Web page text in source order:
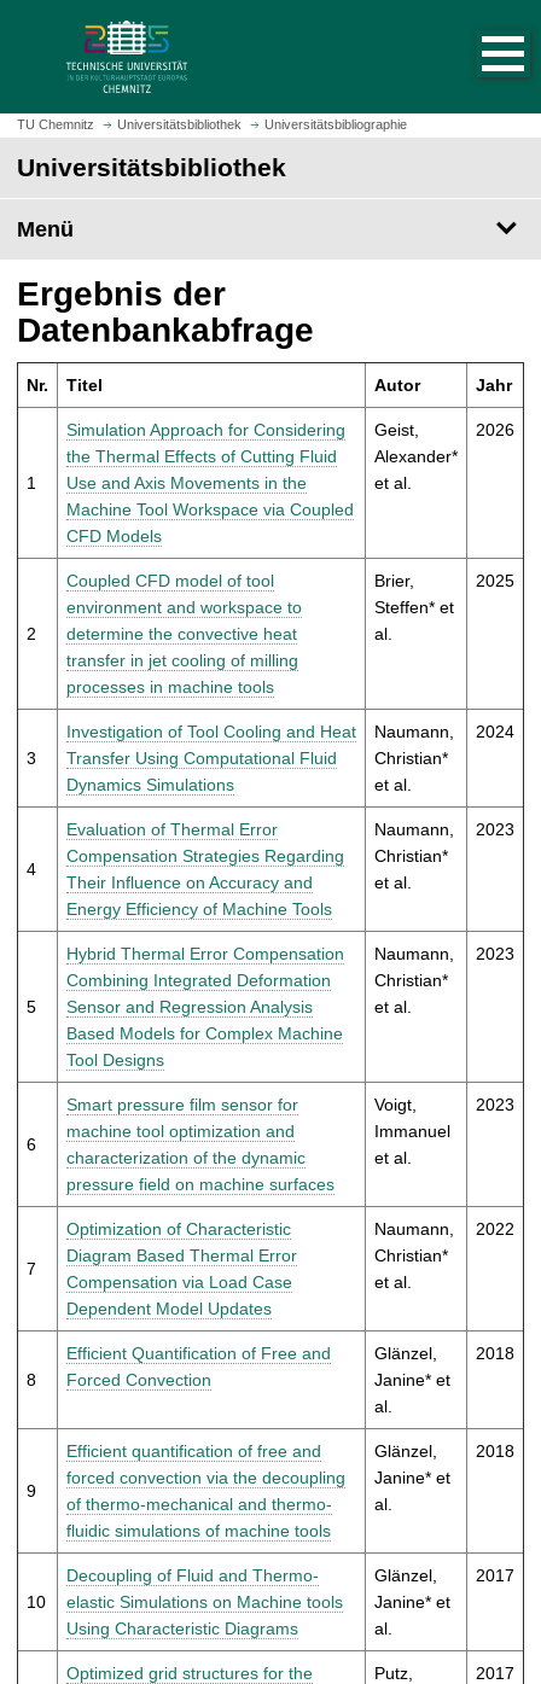
z
m
t
e
i
t
u
f
u
f
TU Chemnitz Universitätsbibliothek Universitätsbibliographie
Universitätsbibliothek
Menü
Ergebnis der
Datenbankabfrage
Nr. Titel Autor Jahr
1
Simulation Approach for Considering
the Thermal Effects of Cutting Fluid
Use and Axis Movements in the
Machine Tool Workspace via Coupled
CFD Models
Geist,
Alexander*
et al.
2026
2
Coupled CFD model of tool
environment and workspace to
determine the convective heat
transfer in jet cooling of milling
processes in machine tools
Brier,
Steffen* et
al.
2025
3
Investigation of Tool Cooling and Heat
Transfer Using Computational Fluid
Dynamics Simulations
Naumann,
Christian*
et al.
2024
4
Evaluation of Thermal Error
Compensation Strategies Regarding
Their Influence on Accuracy and
Energy Efficiency of Machine Tools
Naumann,
Christian*
et al.
2023
5
Hybrid Thermal Error Compensation
Combining Integrated Deformation
Sensor and Regression Analysis
Based Models for Complex Machine
Tool Designs
Naumann,
Christian*
et al.
2023
6
Smart pressure film sensor for
machine tool optimization and
characterization of the dynamic
pressure field on machine surfaces
Voigt,
Immanuel
et al.
2023
7
Optimization of Characteristic
Diagram Based Thermal Error
Compensation via Load Case
Dependent Model Updates
Naumann,
Christian*
et al.
2022
8
Efficient Quantification of Free and
Forced Convection
Glänzel,
Janine* et
al.
2018
9
Efficient quantification of free and
forced convection via the decoupling
of thermo-mechanical and thermo-
fluidic simulations of machine tools
Glänzel,
Janine* et
al.
2018
10
Decoupling of Fluid and Thermo-
elastic Simulations on Machine tools
Using Characteristic Diagrams
Glänzel,
Janine* et
al.
2017
Optimized grid structures for the
Putz,
2017